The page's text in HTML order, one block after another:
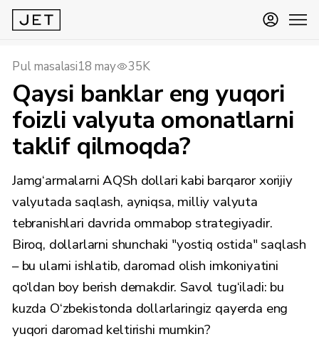
Pul masalasi18 may 35K
Qaysi banklar eng yuqori
foizli valyuta omonatlarni
taklif qilmoqda?
Jamg‘armalarni AQSh dollari kabi barqaror xorijiy
valyutada saqlash, ayniqsa, milliy valyuta
tebranishlari davrida ommabop strategiyadir.
Biroq, dollarlarni shunchaki "yostiq ostida" saqlash
– bu ularni ishlatib, daromad olish imkoniyatini
qo‘ldan boy berish demakdir. Savol tug‘iladi: bu
kuzda O‘zbekistonda dollarlaringiz qayerda eng
yuqori daromad keltirishi mumkin?